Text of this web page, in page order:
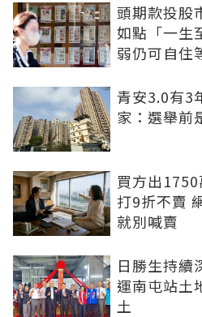
頭期款投股
如點「一生
弱仍可自住
青安3.0有3
家：選舉前
買方出
打9折不賣
就別喊賣
日勝生持續
運南屯站土
土